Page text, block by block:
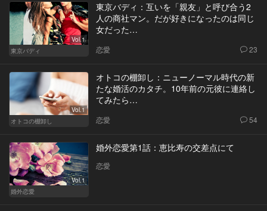
Vol.1
東京バディ
東京バディ：互いを「親友」と呼び合う2
人の商社マン。だが好きになったのは同じ
女だった…
恋愛 23
Vol.1
オトコの棚卸し
オトコの棚卸し：ニューノーマル時代の新
たな婚活のカタチ。10年前の元彼に連絡し
てみたら…
恋愛 54
Vol.1
婚外恋愛
婚外恋愛第1話：恵比寿の交差点にて
恋愛